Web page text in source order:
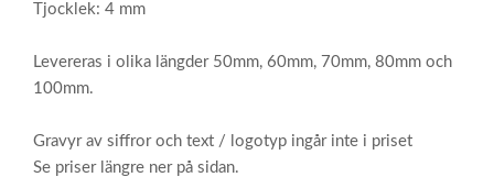
Tjocklek: 4 mm
Levereras i olika längder 50mm, 60mm, 70mm, 80mm och
100mm.
Gravyr av siffror och text / logotyp ingår inte i priset
Se priser längre ner på sidan.